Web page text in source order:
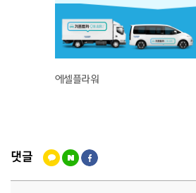
에셀플라워
댓글